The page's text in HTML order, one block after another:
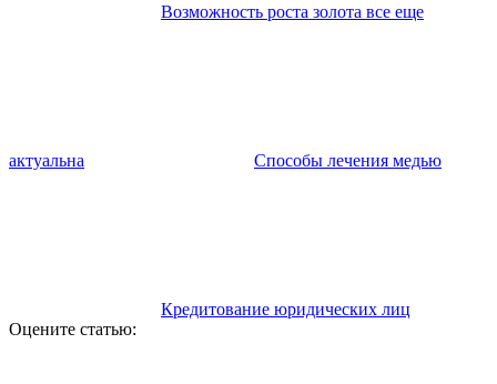
Возможность роста золота все еще
актуальна Способы лечения медью
Кредитование юридических лиц
Оцените статью: